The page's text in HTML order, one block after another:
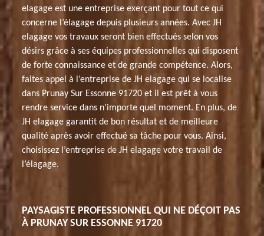
elagage est une entreprise exerçant pour tout ce qui
concerne l’élagage depuis plusieurs années. Avec JH
elagage vos travaux seront bien effectués selon vos
désirs grâce à ses équipes professionnelles qui disposent
de forte connaissance et de grande compétence. Alors,
faites appel à l’entreprise de JH elagage qui se localise
dans Prunay Sur Essonne 91720 et il est prêt à vous
rendre service dans n’importe quel moment. En plus, de
JH elagage garantit de bon résultat et de meilleure
qualité après avoir effectué sa tâche pour vous. Ainsi,
choisissez l’entreprise de JH elagage votre travail de
l’élagage.
PAYSAGISTE PROFESSIONNEL QUI NE DÉÇOIT PAS
À PRUNAY SUR ESSONNE 91720